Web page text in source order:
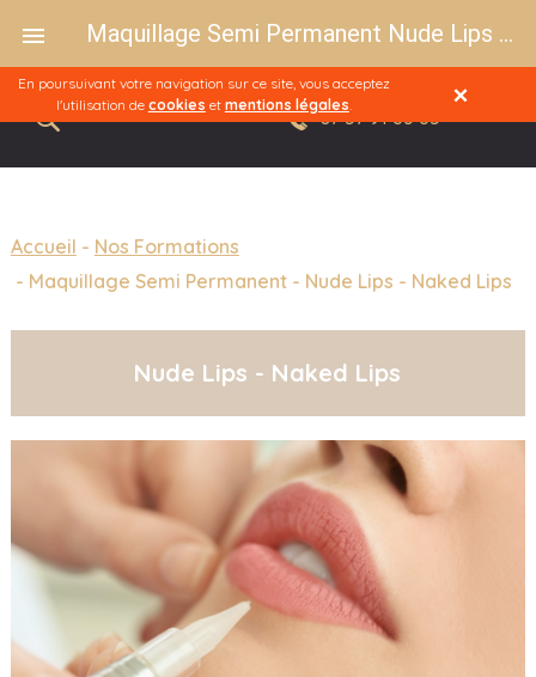
07 57 91 83 85
Accueil
Nos Formations
Maquillage Semi Permanent - Nude Lips - Naked Lips
Nude Lips - Naked Lips
En poursuivant votre navigation sur ce site, vous acceptez
l'utilisation de cookies et mentions légales.
Maquillage Semi Permanent Nude Lips - Naked Lips